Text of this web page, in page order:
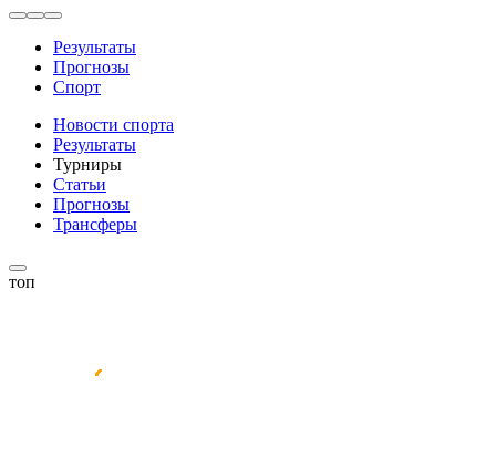
Результаты
Прогнозы
Спорт
Новости спорта
Результаты
Турниры
Статьи
Прогнозы
Трансферы
топ